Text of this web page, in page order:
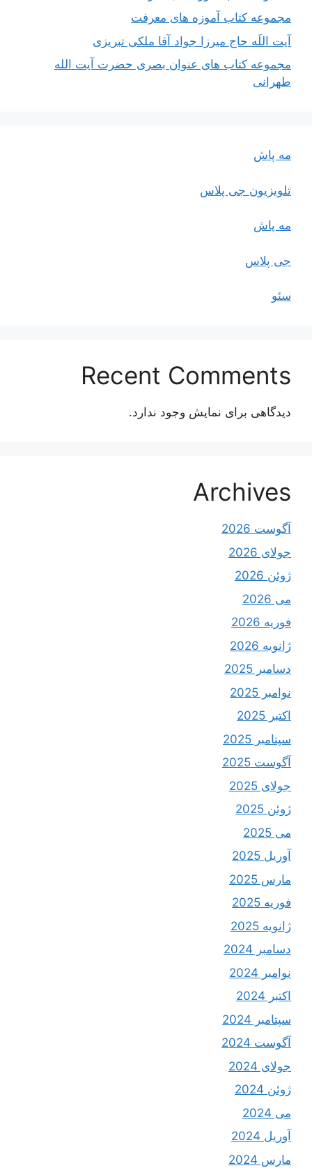
مجموعه کتاب آموزه های معرفت
آیت اللَه حاج میرزا جواد آقا ملکی تبریزی
مجموعه کتاب های عنوان بصری حضرت آیت الله
طهرانی
مه پاش
تلویزیون جی پلاس
مه پاش
جی پلاس
سئو
Recent Comments
دیدگاهی برای نمایش وجود ندارد.
Archives
آگوست 2026
جولای 2026
ژوئن 2026
می 2026
فوریه 2026
ژانویه 2026
دسامبر 2025
نوامبر 2025
اکتبر 2025
سپتامبر 2025
آگوست 2025
جولای 2025
ژوئن 2025
می 2025
آوریل 2025
مارس 2025
فوریه 2025
ژانویه 2025
دسامبر 2024
نوامبر 2024
اکتبر 2024
سپتامبر 2024
آگوست 2024
جولای 2024
ژوئن 2024
می 2024
آوریل 2024
مارس 2024